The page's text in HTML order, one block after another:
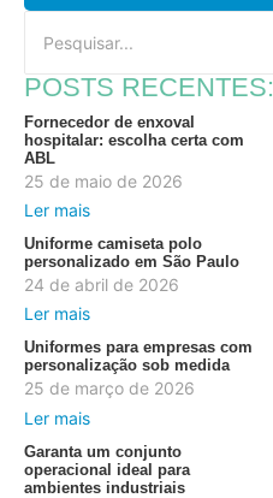
POSTS RECENTES:
Fornecedor de enxoval
hospitalar: escolha certa com
ABL
25 de maio de 2026
Ler mais
Uniforme camiseta polo
personalizado em São Paulo
24 de abril de 2026
Ler mais
Uniformes para empresas com
personalização sob medida
25 de março de 2026
Ler mais
Garanta um conjunto
operacional ideal para
ambientes industriais